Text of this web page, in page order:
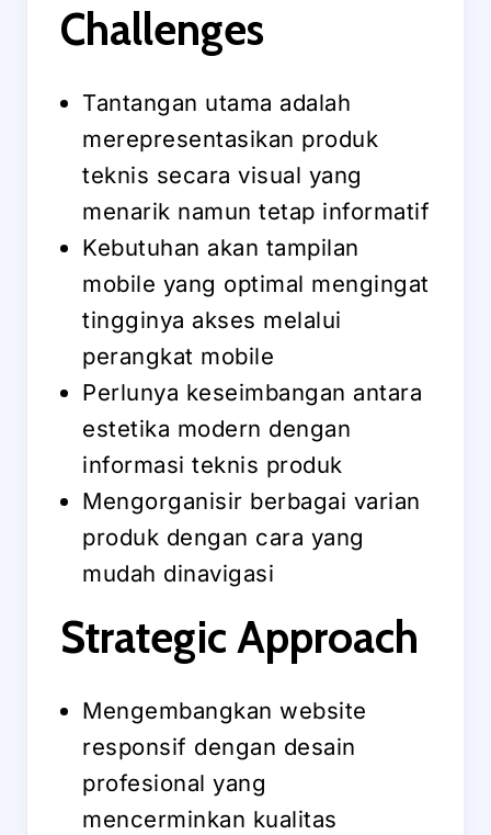
Challenges
Tantangan utama adalah
merepresentasikan produk
teknis secara visual yang
menarik namun tetap informatif
Kebutuhan akan tampilan
mobile yang optimal mengingat
tingginya akses melalui
perangkat mobile
Perlunya keseimbangan antara
estetika modern dengan
informasi teknis produk
Mengorganisir berbagai varian
produk dengan cara yang
mudah dinavigasi
Strategic Approach
Mengembangkan website
responsif dengan desain
profesional yang
mencerminkan kualitas